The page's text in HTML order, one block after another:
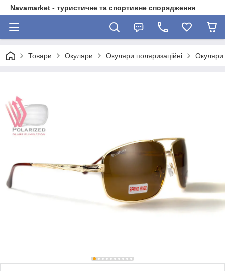
Navamarket - туристичне та спортивне спорядження
Товари Окуляри Окуляри поляризаційні Окуляри